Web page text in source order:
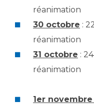
réanimation
30 octobre :
réanimation
31 octobre :
réanimation
1er